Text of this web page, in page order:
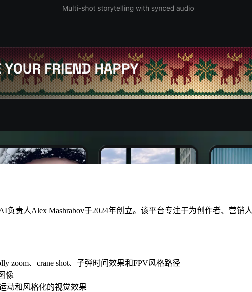
责人Alex Mashrabov于2024年创立。该平台专注于为创作者、营销
zoom、crane shot、子弹时间效果和FPV风格路径
像
动和风格化的视觉效果